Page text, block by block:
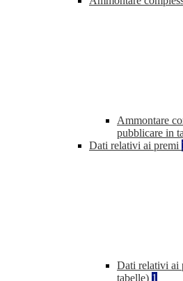
Ammontare
pubblicare in
Dati relativi ai premi
Dati relativi ai
tabelle) 1